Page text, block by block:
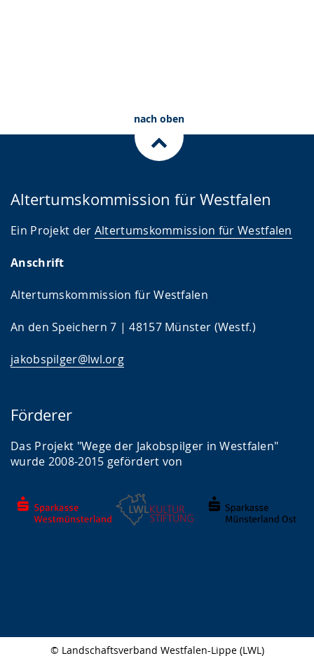
nach oben
Altertumskommission für Westfalen
Ein Projekt der Altertumskommission für Westfalen
Anschrift
Altertumskommission für Westfalen
An den Speichern 7 | 48157 Münster (Westf.)
jakobspilger@lwl.org
Förderer
Das Projekt "Wege der Jakobspilger in Westfalen"
wurde 2008-2015 gefördert von
© Landschaftsverband Westfalen-Lippe (LWL)